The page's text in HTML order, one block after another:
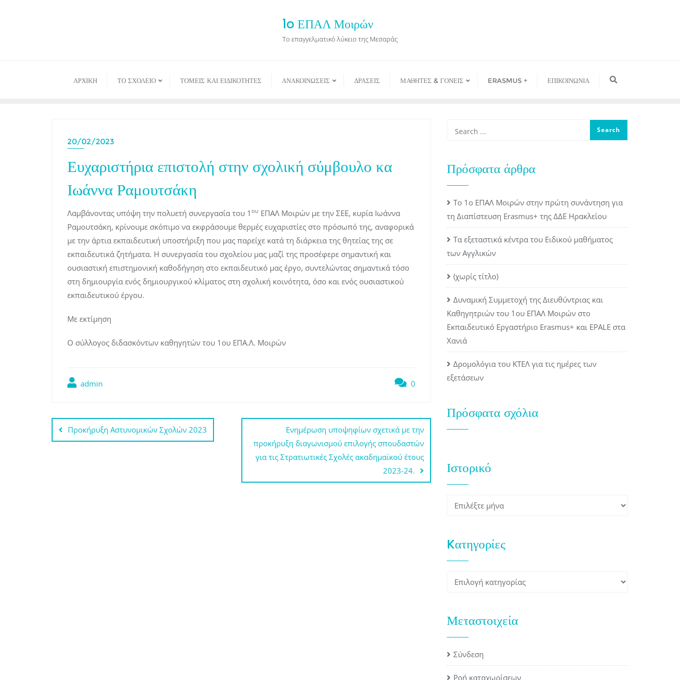
1o ΕΠΑΛ Μοιρών
Το επαγγελματικό λύκειο της Μεσαράς
ΑΡΧΙΚΉ ΤΟ ΣΧΟΛΕΙΟ ΤΟΜΕΙΣ ΚΑΙ ΕΙΔΙΚΟΤΗΤΕΣ ΑΝΑΚΟΙΝΩΣΕΙΣ ΔΡΑΣΕΙΣ ΜΑΘΗΤΕΣ & ΓΟΝΕΙΣ ERASMUS + ΕΠΙΚΟΙΝΩΝΙΑ
20/02/2023
Ευχαριστήρια επιστολή στην σχολική σύμβουλο κα
Ιωάννα Ραμουτσάκη
Λαμβάνοντας υπόψη την πολυετή συνεργασία του 1 ου ΕΠΑΛ Μοιρών με την ΣΕΕ, κυρία Ιωάννα
Ραμουτσάκη, κρίνουμε σκόπιμο να εκφράσουμε θερμές ευχαριστίες στο πρόσωπό της, αναφορικά
με την άρτια εκπαιδευτική υποστήριξη που μας παρείχε κατά τη διάρκεια της θητείας της σε
εκπαιδευτικά ζητήματα. Η συνεργασία του σχολείου μας μαζί της προσέφερε σημαντική και
ουσιαστική επιστημονική καθοδήγηση στο εκπαιδευτικό μας έργο, συντελώντας σημαντικά τόσο
στη δημιουργία ενός δημιουργικού κλίματος στη σχολική κοινότητα, όσο και ενός ουσιαστικού
εκπαιδευτικού έργου.
Με εκτίμηση
Ο σύλλογος διδασκόντων καθηγητών του 1ου ΕΠΑ.Λ. Μοιρών
admin 0
Πλοήγηση
άρθρων
Προκήρυξη Αστυνομικών Σχολών 2023
Ενημέρωση υποψηφίων σχετικά με την
προκήρυξη διαγωνισμού επιλογής σπουδαστών
για τις Στρατιωτικές Σχολές ακαδημαϊκού έτους
2023-24.
Πρόσφατα άρθρα
Το 1ο ΕΠΑΛ Μοιρών στην πρώτη συνάντηση για
τη Διαπίστευση Erasmus+ της ΔΔΕ Ηρακλείου
Τα εξεταστικά κέντρα του Ειδικού μαθήματος
των Αγγλικών
(χωρίς τίτλο)
Δυναμική Συμμετοχή της Διευθύντριας και
Καθηγητριών του 1ου ΕΠΑΛ Μοιρών στο
Εκπαιδευτικό Εργαστήριο Erasmus+ και EPALE στα
Χανιά
Δρομολόγια του ΚΤΕΛ για τις ημέρες των
εξετάσεων
Πρόσφατα σχόλια
Ιστορικό
Ιστορικό
Kατηγορίες
Kατηγορίες
Μεταστοιχεία
Σύνδεση
Ροή καταχωρίσεων